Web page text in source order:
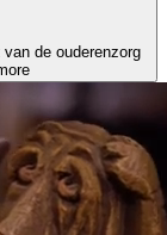
de ouderenzorg